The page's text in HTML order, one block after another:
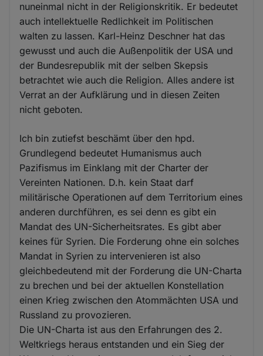
nuneinmal nicht in der Religionskritik. Er bedeutet
auch intellektuelle Redlichkeit im Politischen
walten zu lassen. Karl-Heinz Deschner hat das
gewusst und auch die Außenpolitik der USA und
der Bundesrepublik mit der selben Skepsis
betrachtet wie auch die Religion. Alles andere ist
Verrat an der Aufklärung und in diesen Zeiten
nicht geboten.
Ich bin zutiefst beschämt über den hpd.
Grundlegend bedeutet Humanismus auch
Pazifismus im Einklang mit der Charter der
Vereinten Nationen. D.h. kein Staat darf
militärische Operationen auf dem Territorium eines
anderen durchführen, es sei denn es gibt ein
Mandat des UN-Sicherheitsrates. Es gibt aber
keines für Syrien. Die Forderung ohne ein solches
Mandat in Syrien zu intervenieren ist also
gleichbedeutend mit der Forderung die UN-Charta
zu brechen und bei der aktuellen Konstellation
einen Krieg zwischen den Atommächten USA und
Russland zu provozieren.
Die UN-Charta ist aus den Erfahrungen des 2.
Weltkriegs heraus entstanden und ein Sieg der